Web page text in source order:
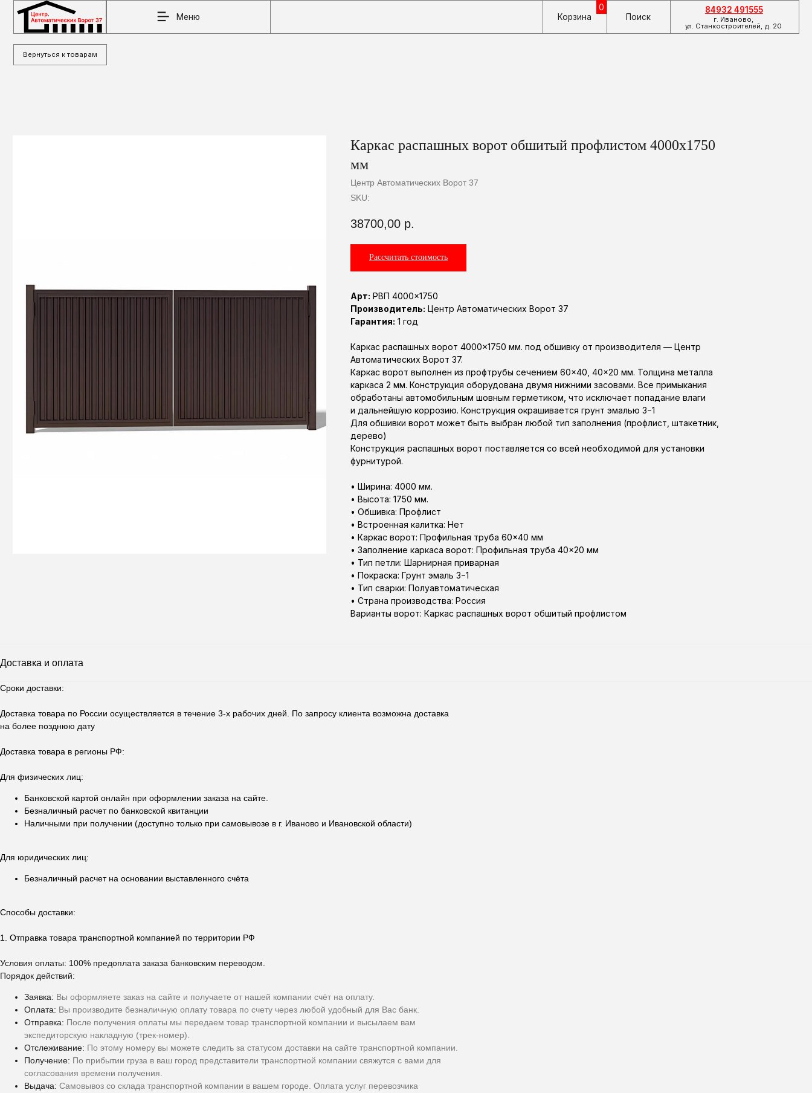
г. Иваново,
ул. Станкостроителей, д. 20
Поиск
Меню
Каркас распашных ворот обшитый профлистом 4000х1750
мм
Центр Автоматических Ворот 37
SKU:
38700,00 р.
Рассчитать стоимость
Арт: РВП 4000×1750
Производитель: Центр Автоматических Ворот 37
Гарантия: 1 год
Каркас распашных ворот 4000×1750 мм. под обшивку от производителя — Центр
Автоматических Ворот 37.
Каркас ворот выполнен из профтрубы сечением 60×40, 40×20 мм. Толщина металла
каркаса 2 мм. Конструкция оборудована двумя нижними засовами. Все примыкания
обработаны автомобильным шовным герметиком, что исключает попадание влаги
и дальнейшую коррозию. Конструкция окрашивается грунт эмалью 3−1
Для обшивки ворот может быть выбран любой тип заполнения (профлист, штакетник,
дерево)
Конструкция распашных ворот поставляется со всей необходимой для установки
фурнитурой.
• Ширина: 4000 мм.
• Высота: 1750 мм.
• Обшивка: Профлист
• Встроенная калитка: Нет
• Каркас ворот: Профильная труба 60×40 мм
• Заполнение каркаса ворот: Профильная труба 40×20 мм
• Тип петли: Шарнирная приварная
• Покраска: Грунт эмаль 3−1
• Тип сварки: Полуавтоматическая
• Страна производства:​ Россия
Варианты ворот: Каркас распашных ворот обшитый профлистом
Доставка и оплата
Сроки доставки:
Доставка товара по России осуществляется в течение 3-х рабочих дней. По запросу клиента возможна доставка
на более позднюю дату
Доставка товара в регионы РФ:
Для физических лиц:
Банковской картой онлайн при оформлении заказа на сайте.
Безналичный расчет по банковской квитанции
Наличными при получении (доступно только при самовывозе в г. Иваново и Ивановской области)
Для юридических лиц:
Безналичный расчет на основании выставленного счёта
Способы доставки:
1. Отправка товара транспортной компанией по территории РФ
Условия оплаты: 100% предоплата заказа банковским переводом.
Порядок действий:
Заявка: Вы оформляете заказ на сайте и получаете от нашей компании счёт на оплату.
Оплата: Вы производите безналичную оплату товара по счету через любой удобный для Вас банк.
Отправка: После получения оплаты мы передаем товар транспортной компании и высылаем вам
экспедиторскую накладную (трек-номер).
Отслеживание: По этому номеру вы можете следить за статусом доставки на сайте транспортной компании.
Получение: По прибытии груза в ваш город представители транспортной компании свяжутся с вами для
согласования времени получения.
Выдача: Самовывоз со склада транспортной компании в вашем городе. Оплата услуг перевозчика